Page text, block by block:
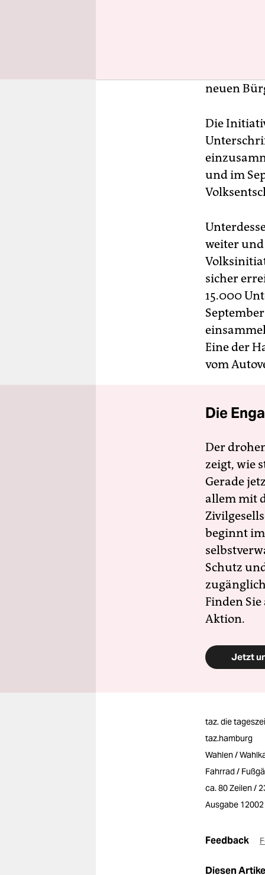
bzw.
neuen
Die
und im
weiter
sicher
15.000
Eine der
vom
Die
Der
zeigt, wie
Gerade
allem mit
beginnt
Schutz
Finden
Aktion.
Jetzt
taz. die
taz.hamburg
Wahlen /
Fahrrad /
ca. 80 Zeilen /
Ausgabe 12002
Feedback
Diesen